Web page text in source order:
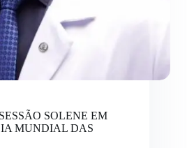
SOLENE EM
MUNDIAL DAS